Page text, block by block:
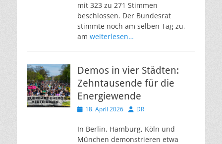
mit 323 zu 271 Stimmen
beschlossen. Der Bundesrat
stimmte noch am selben Tag zu,
am weiterlesen…
Demos in vier Städten:
Zehntausende für die
Energiewende
Veröffentlicht
18. April 2026 Autor
DR
In Berlin, Hamburg, Köln und
München demonstrieren etwa